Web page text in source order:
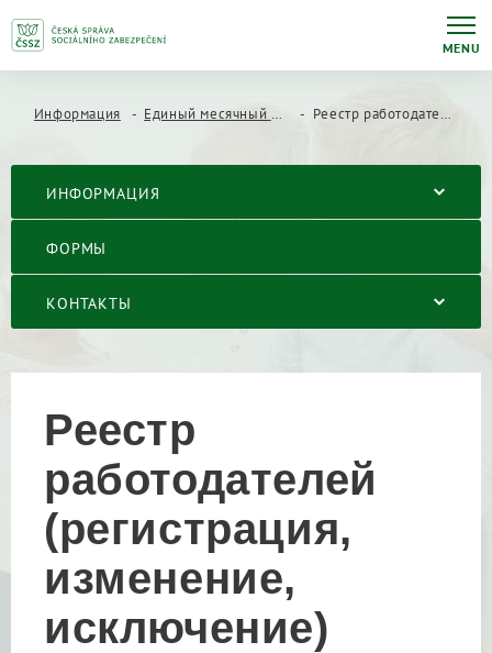
MENU
Информация Единый месячный отчет работодателя (JMHZ) Реестр работодателей (регистрация, изменение, исключение)
ИНФОРМАЦИЯ
ФОРМЫ
КОНТАКТЫ
Реестр
работодателей
(регистрация,
изменение,
исключение)